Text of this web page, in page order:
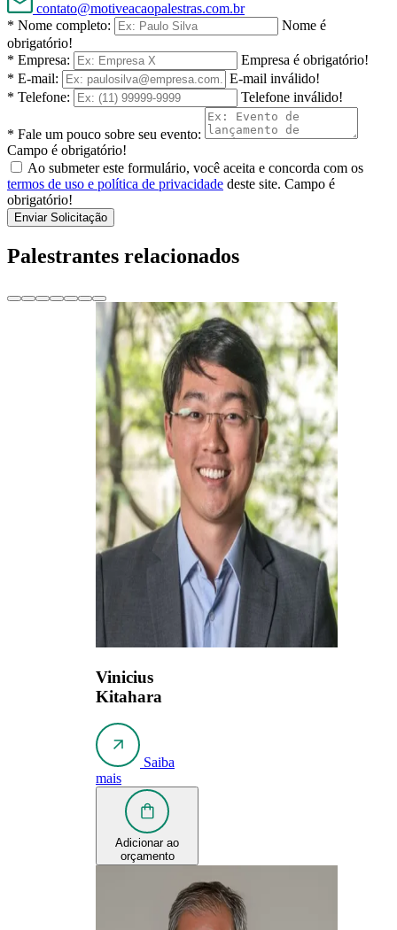
contato@motiveacaopalestras.com.br
* Nome completo:
Nome é
obrigatório!
* Empresa:
Empresa é obrigatório!
* E-mail:
E-mail inválido!
* Telefone:
Telefone inválido!
* Fale um pouco sobre seu evento:
Campo é obrigatório!
Ao submeter este formulário, você aceita e concorda com os
termos de uso e política de privacidade deste site. Campo é
obrigatório!
Enviar Solicitação
Palestrantes relacionados
Vinicius
Kitahara
Saiba
mais
Adicionar ao
orçamento